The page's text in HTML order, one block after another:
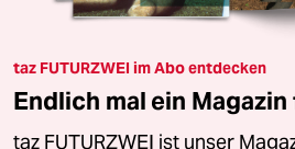
taz FUTURZWEI im Abo entdecken
Endlich mal ein
taz FUTURZWEI ist unser